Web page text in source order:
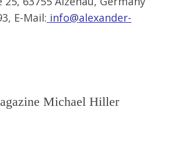
E-Mail: info@alexander-
Michael Hiller